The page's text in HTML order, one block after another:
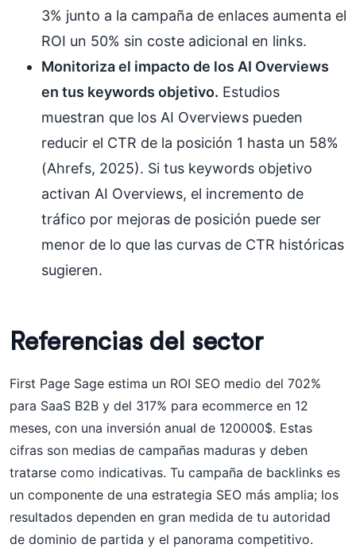
3% junto a la campaña de enlaces aumenta el
ROI un 50% sin coste adicional en links.
Monitoriza el impacto de los AI Overviews
en tus keywords objetivo. Estudios
muestran que los AI Overviews pueden
reducir el CTR de la posición 1 hasta un 58%
(Ahrefs, 2025). Si tus keywords objetivo
activan AI Overviews, el incremento de
tráfico por mejoras de posición puede ser
menor de lo que las curvas de CTR históricas
sugieren.
Referencias del sector
First Page Sage estima un ROI SEO medio del 702%
para SaaS B2B y del 317% para ecommerce en 12
meses, con una inversión anual de 120000$. Estas
cifras son medias de campañas maduras y deben
tratarse como indicativas. Tu campaña de backlinks es
un componente de una estrategia SEO más amplia; los
resultados dependen en gran medida de tu autoridad
de dominio de partida y el panorama competitivo.